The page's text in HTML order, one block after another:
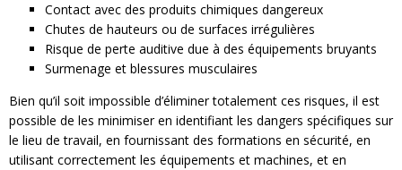
Contact avec des produits chimiques dangereux
Chutes de hauteurs ou de surfaces irrégulières
Risque de perte auditive due à des équipements bruyants
Surmenage et blessures musculaires
Bien qu’il soit impossible d’éliminer totalement ces risques, il est
possible de les minimiser en identifiant les dangers spécifiques sur
le lieu de travail, en fournissant des formations en sécurité, en
utilisant correctement les équipements et machines, et en